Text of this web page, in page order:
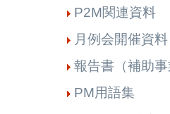
P2M関連資料
月例会開催資料
報告書（補助
PM用語集